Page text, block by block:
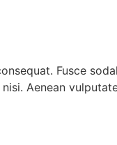
Fusce
Aenean